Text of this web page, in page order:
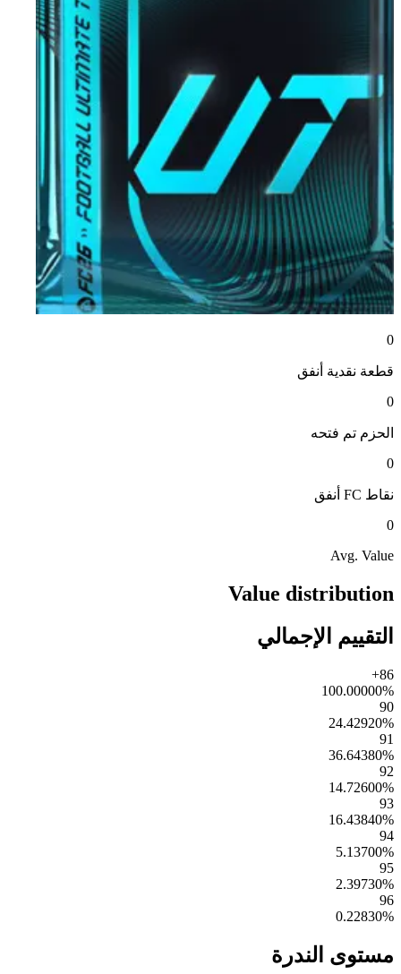
0
قطعة نقدية أنفق
0
الحزم تم فتحه
0
نقاط FC
أنفق
0
Avg. Value
Value distribution
التقييم الإجمالي
86+
100.00000%
90
24.42920%
91
36.64380%
92
14.72600%
93
16.43840%
94
5.13700%
95
2.39730%
96
0.22830%
مستوى الندرة